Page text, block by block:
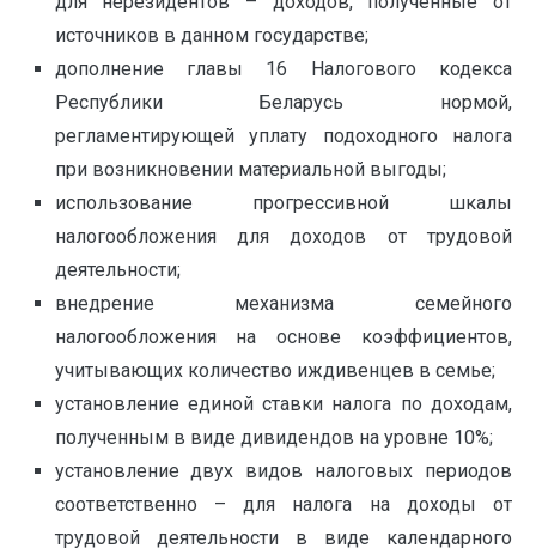
источников в данном государстве;
дополнение главы 16 Налогового кодекса
Республики Беларусь нормой,
регламентирующей уплату подоходного налога
при возникновении материальной выгоды;
использование прогрессивной шкалы
налогообложения для доходов от трудовой
деятельности;
внедрение механизма семейного
налогообложения на основе коэффициентов,
учитывающих количество иждивенцев в семье;
установление единой ставки налога по доходам,
полученным в виде дивидендов на уровне 10%;
установление двух видов налоговых периодов
соответственно – для налога на доходы от
трудовой деятельности в виде календарного